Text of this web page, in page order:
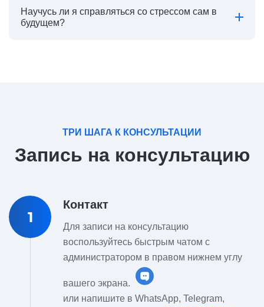
Научусь ли я справляться со стрессом сам в
будущем?
ТРИ ШАГА К КОНСУЛЬТАЦИИ
Запись на консультацию
1
Контакт
Для записи на консультацию
воспользуйтесь быстрым чатом с
администратором в правом нижнем углу
вашего экрана.
или напишите в WhatsApp, Telegram,